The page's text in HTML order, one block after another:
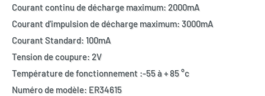
Courant continu de décharge maximum: 2000mA
Courant d'impulsion de décharge maximum: 3000mA
Courant Standard: 100mA
Tension de coupure: 2V
Température de fonctionnement :-55 à + 85 °c
Numéro de modèle: ER34615